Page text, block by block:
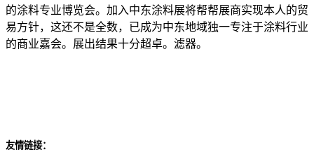
的涂料专业博览会。加入中东涂料展将帮帮展商实现本人的贸
易方针，这还不是全数，已成为中东地域独一专注于涂料行业
的商业嘉会。展出结果十分超卓。滤器。
友情链接：